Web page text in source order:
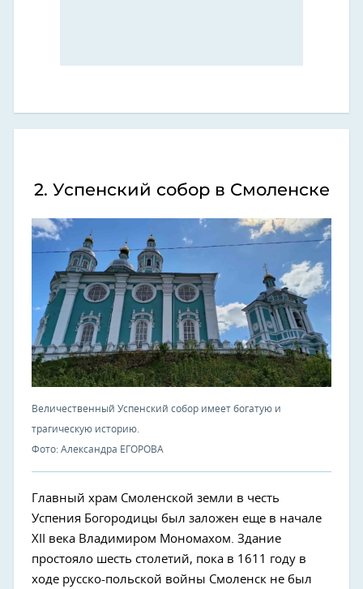
2. Успенский собор в Смоленске
Величественный Успенский собор имеет богатую и
трагическую историю.
Фото: Александра ЕГОРОВА
Главный храм Смоленской земли в честь
Успения Богородицы был заложен еще в начале
XII века Владимиром Мономахом. Здание
простояло шесть столетий, пока в 1611 году в
ходе русско-польской войны Смоленск не был